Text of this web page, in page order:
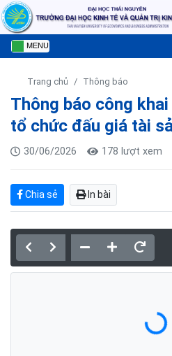
MENU
Trang chủ Thông báo
Thông báo công
tổ chức đấu giá tài
30/06/2026 178 lượt xem
Chia sẻ In bài
Đang tải PDF...